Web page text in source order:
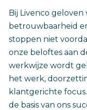
Bij Livenco geloven
betrouwbaarheid
stoppen niet
onze beloftes aan
werkwijze wordt
het werk,
klantgerichte
de basis van ons